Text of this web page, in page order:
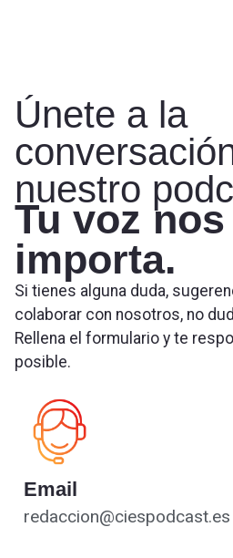
Únete a la
nuestro
Tu voz nos
importa.
Si tienes alguna duda,
colaborar con nosotros, no
Rellena el formulario y te
posible.
Email
redaccion@ciespodcast.es